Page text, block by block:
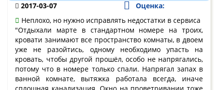
2017-03-07
Оценка:
Неплохо, но нужно исправлять недостатки в сервиса
"Отдыхали марте в стандартном номере на троих,
кровати занимают все пространство комнаты, в двоем
уже не разойтись, одному необходимо упасть на
кровать, чтобы другой прошёл, особо не напрягались,
потому что в номере только спали. Напрягал запах в
ванной комнате, вытяжка работала всегда, иначе